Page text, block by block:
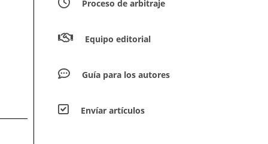
Proceso de arbitraje
Equipo editorial
Guía para los autores
Envíar artículos